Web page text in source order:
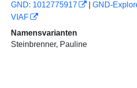
GND: 1012775917
GND-
VIAF
Namensvarianten
Steinbrenner, Pauline